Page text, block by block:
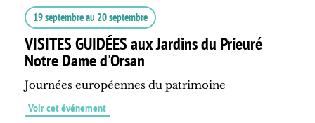
19 septembreau 20 septembre
VISITES GUIDÉES aux Jardins du Prieuré
Notre Dame d'Orsan
Journées européennes du patrimoine
Voir cet événement